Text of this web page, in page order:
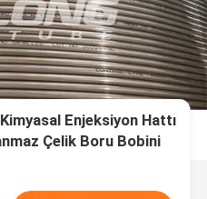
Enjeksiyon Hattı
Çelik Boru Bobini